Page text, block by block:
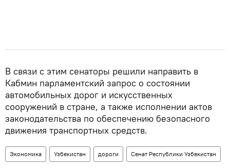
В связи с этим сенаторы решили направить в
Кабмин парламентский запрос о состоянии
автомобильных дорог и искусственных
сооружений в стране, а также исполнении актов
законодательства по обеспечению безопасного
движения транспортных средств.
Экономика Узбекистан дороги Сенат Республики Узбекистан